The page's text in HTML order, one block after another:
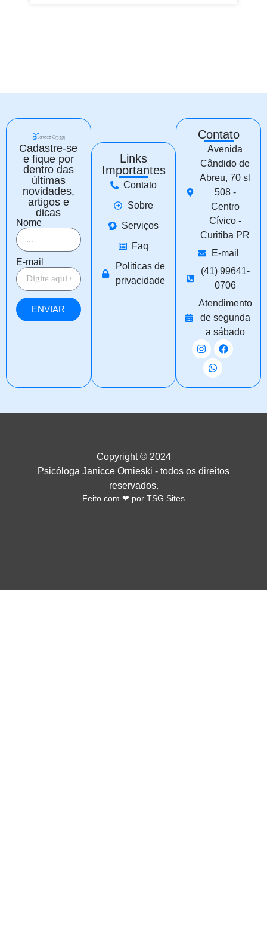
Cadastre-se
e fique por
dentro das
últimas
novidades,
artigos e
dicas
Nome
E-mail
ENVIAR
Links
Importantes
Contato
Sobre
Serviços
Faq
Politicas de
privacidade
Contato
Avenida
Cândido de
Abreu, 70 sl
508 -
Centro
Cívico -
Curitiba PR
E-mail
(41) 99641-
0706
Atendimento
de segunda
a sábado
Copyright © 2024
Psicóloga Janicce Ornieski - todos os direitos
reservados.
Feito com ❤ por TSG Sites